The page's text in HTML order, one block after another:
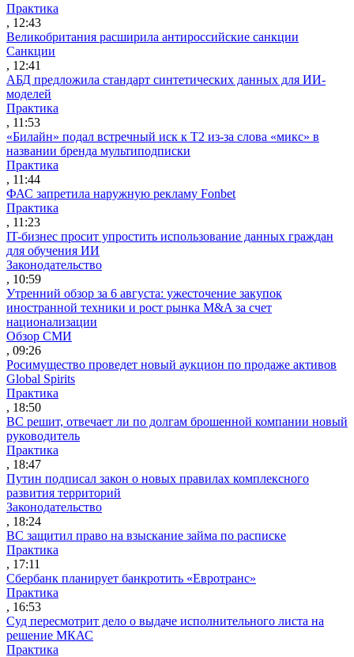
Практика
, 12:43
Великобритания расширила антироссийские санкции
Санкции
, 12:41
АБД предложила стандарт синтетических данных для ИИ-
моделей
Практика
, 11:53
«Билайн» подал встречный иск к Т2 из-за слова «микс» в
названии бренда мультиподписки
Практика
, 11:44
ФАС запретила наружную рекламу Fonbet
Практика
, 11:23
IT-бизнес просит упростить использование данных граждан
для обучения ИИ
Законодательство
, 10:59
Утренний обзор за 6 августа: ужесточение закупок
иностранной техники и рост рынка M&A за счет
национализации
Обзор СМИ
, 09:26
Росимущество проведет новый аукцион по продаже активов
Global Spirits
Практика
, 18:50
ВС решит, отвечает ли по долгам брошенной компании новый
руководитель
Практика
, 18:47
Путин подписал закон о новых правилах комплексного
развития территорий
Законодательство
, 18:24
ВС защитил право на взыскание займа по расписке
Практика
, 17:11
Сбербанк планирует банкротить «Евротранс»
Практика
, 16:53
Суд пересмотрит дело о выдаче исполнительного листа на
решение МКАС
Практика